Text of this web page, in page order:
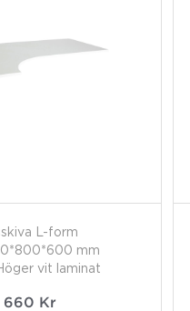
L-form
mm
vit laminat
660 Kr